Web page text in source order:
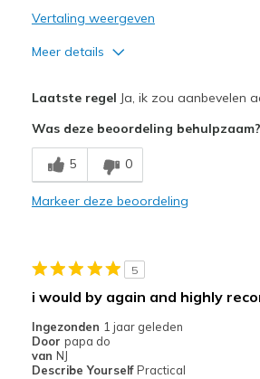
Vertaling weergeven
Meer details
Breathe Well
Comfortable
Beste toepassingen
Going Out
Laatste regel Ja, ik zou aanbevelen
Was deze beoordeling behulpzaam?
5 0
Markeer deze beoordeling
5
i would by again and highly
Ingezonden 1 jaar geleden
Door papa do
van NJ
Describe Yourself Practical